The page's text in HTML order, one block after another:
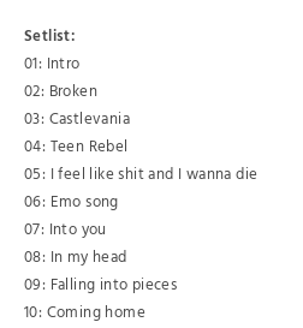
Setlist:
01: Intro
02: Broken
03: Castlevania
04: Teen Rebel
05: I feel like shit and I wanna die
06: Emo song
07: Into you
08: In my head
09: Falling into pieces
10: Coming home